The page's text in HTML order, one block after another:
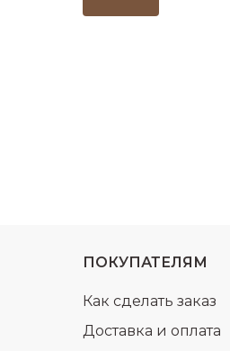
ПОКУПАТЕЛЯМ
Доставка и оплата
Как сделать заказ